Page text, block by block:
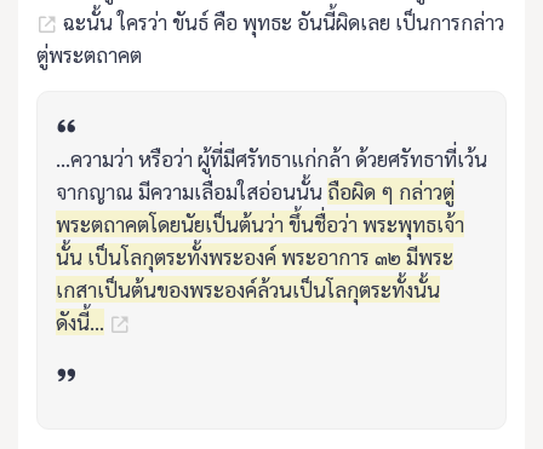
ฉะนั้น ใครว่า ขันธ์ คือ พุทธะ อันนี้ผิดเลย เป็นการกล่าว
ตู่พระตถาคต
...ความว่า หรือว่า ผู้ที่มีศรัทธาแก่กล้า ด้วยศรัทธาที่เว้น
จากญาณ มีความเลื่อมใสอ่อนนั้น ถือผิด ๆ กล่าวตู่
พระตถาคตโดยนัยเป็นต้นว่า ขึ้นชื่อว่า พระพุทธเจ้า
นั้น เป็นโลกุตระทั้งพระองค์ พระอาการ ๓๒ มีพระ
เกสาเป็นต้นของพระองค์ล้วนเป็นโลกุตระทั้งนั้น
ดังนี้...